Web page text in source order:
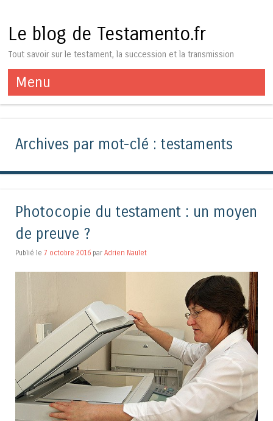
Le blog de Testamento.fr
Tout savoir sur le testament, la succession et la transmission
Menu
Aller au contenu
Archives par mot-clé : testaments
Photocopie du testament : un moyen
de preuve ?
Publié le 7 octobre 2016 par Adrien Naulet